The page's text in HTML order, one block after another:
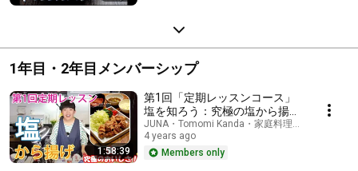
1年目・2年目メンバーシップ
1:58:39
第1回「定期レッスンコース」
塩を知ろう：究極の塩から揚げ
など
JUNA・Tomomi Kanda・家庭料理研究家
4 years ago
Members only